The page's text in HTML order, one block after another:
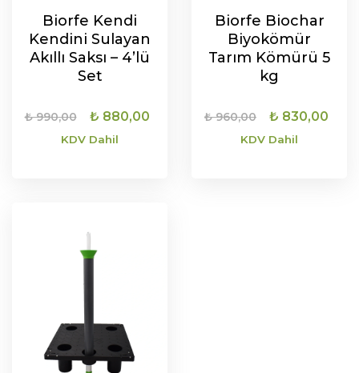
Biorfe Kendi
Kendini Sulayan
Akıllı Saksı – 4’lü
Set
₺990,00
Orijinal
fiyat:
₺ 880,00
KDV Dahil
Biorfe Biochar
Biyokömür
Tarım Kömürü 5
kg
₺960,00
Orijinal
fiyat:
₺ 830,00
KDV Dahil